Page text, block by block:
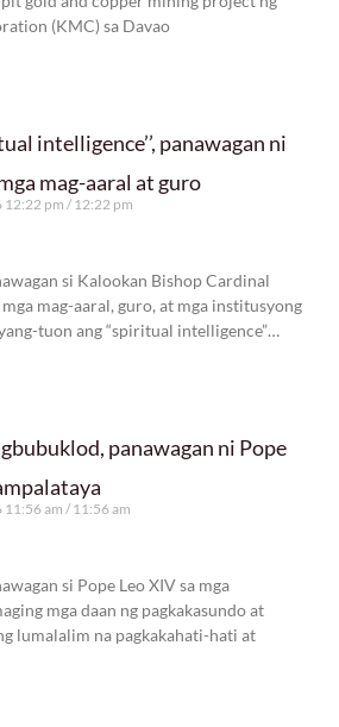
(KMC) sa Davao
intelligence’’, panawagan ni
mag-aaral at guro
12:22 pm 12:22 pm
si Kalookan Bishop Cardinal
mag-aaral, guro, at mga institusyong
tuon ang “spiritual intelligence”
panawagan ni Pope
11:56 am 11:56 am
si Pope Leo XIV sa mga
mga daan ng pagkakasundo at
lumalalim na pagkakahati-hati at